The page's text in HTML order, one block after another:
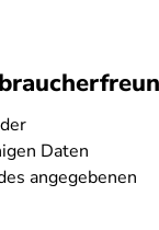
Daten
angegebenen